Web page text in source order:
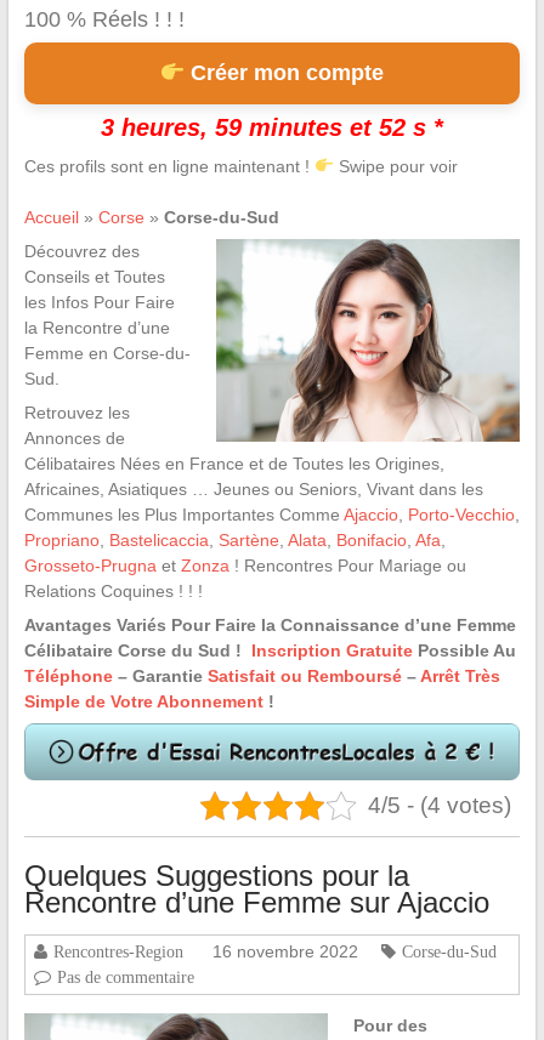
100 % Réels ! ! !
Créer mon compte
3 heures, 59 minutes et 51 s *
Ces profils sont en ligne maintenant ! Swipe pour voir
Accueil» Corse » Corse-du-Sud
Découvrez des
Conseils et Toutes
les Infos Pour Faire
la Rencontre d’une
Femme en Corse-du-
Sud.
Retrouvez les
Annonces de
Célibataires Nées en France et de Toutes les Origines,
Africaines, Asiatiques … Jeunes ou Seniors, Vivant dans les
Communes les Plus Importantes Comme Ajaccio, Porto-Vecchio,
Propriano, Bastelicaccia Sartène Alata Bonifacio, Afa
Grosseto-Prugna et Zonza ! Rencontres Pour Mariage ou
Relations Coquines ! ! !
Avantages Variés Pour Faire la Connaissance d’une Femme
Célibataire Corse du Sud ! Inscription GratuitePossible Au
Téléphone– Garantie Satisfait ou Remboursé–Arrêt Très
Simple de Votre Abonnement!
4/5 - (4 votes)
Quelques Suggestions pour la
Rencontre d’une Femme sur Ajaccio
Rencontres-Region 16 novembre 2022
Corse-du-Sud
Pas de commentaire
Pour des